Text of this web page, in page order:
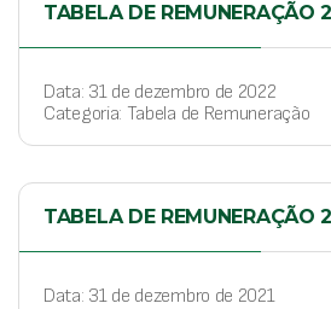
TABELA DE REMUNERAÇÃO
Data: 31 de dezembro de 2022
Categoria: Tabela de Remuneração
TABELA DE REMUNERAÇÃO
Data: 31 de dezembro de 2021